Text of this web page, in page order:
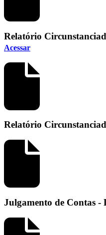
Relatório
Acessar
Relatório
Julgamento de Contas -